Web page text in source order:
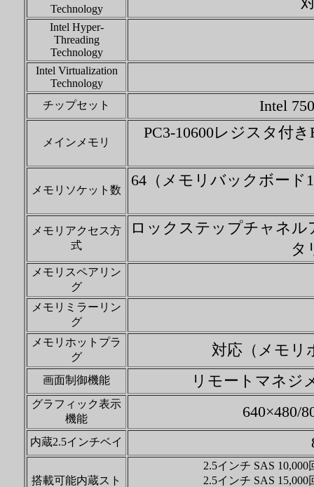
Technology
Intel Hyper-
Threading
Technology
Intel Virtualization
Technology
チップセット
Intel
メインメモリ
PC3-10600レジスタ付
メモリソケット数
64（メモリバックボー
メモリアクセス方
式
ロックステップチャネル
タ
メモリスペアリン
グ
メモリミラーリン
グ
メモリホットプラ
グ
対応（メモリ
画面制御機能 リモートマネジ
グラフィック表示
機能
640×480/
内蔵2.5インチベイ
搭載可能内蔵スト
2.5インチ SAS
2.5インチ SAS